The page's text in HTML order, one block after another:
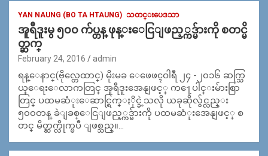
YAN NAUNG (BO TA HTAUNG) သတင္းပေဒသာ
အူရီဒူးမွ ၅၀၀ က်ပ္တန္ ဖုန္းေငြျဖည့္ကဒ္မ်ားကို စတင္မိ
တ္ဆက္
February 24, 2016 admin
ရန္ေနာင္(ဗိုလ္တေထာင္) မိုးမခ ေဖေဖၚဝါရီ ၂၄ -၂၀၁၆ ဆက္သြ
ယ္ေရးေလာကတြင္ အူရီဒူးအေနျဖင့္ က႑ေပါင္းမ်ားစြာ
တြင္ ပထမဆံုးေဆာင္ရြက္ႏိုင္ခဲ့သလို ယခုဆိုလွ်င္လည္း
၅၀၀တန္ ခဲျခစ္ေငြျဖည့္ကဒ္မ်ားကို ပထမဆံုးအေနျဖင့္ စ
တင္ မိတ္ဆက္လိုက္ၿပီ ျဖစ္သည္။…